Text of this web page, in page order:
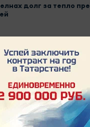
долг за тепло
Челнов ищет
действий риелтора